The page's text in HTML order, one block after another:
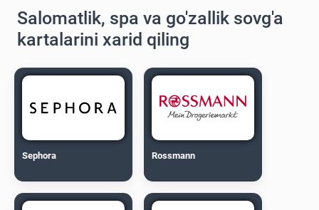
Salomatlik, spa va go'zallik sovg'a
kartalarini xarid qiling
Sephora Rossmann